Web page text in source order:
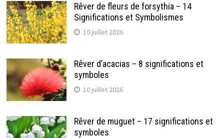
Rêver de fleurs de forsythia – 14
Significations et Symbolismes
10 juillet 2026
Rêver d’acacias – 8 significations et
symboles
10 juillet 2026
Rêver de muguet – 17 significations et
symboles